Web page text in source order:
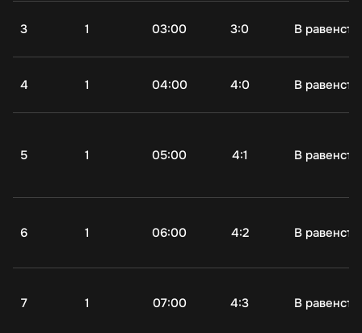
3 1 03:00 3:0 В
4 1 04:00 4:0 В
5 1 05:00 4:1 В
6 1 06:00 4:2 В
7 1 07:00 4:3 В